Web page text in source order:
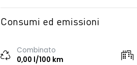
Consumi ed emissioni
Combinato
0,00 l/100 km